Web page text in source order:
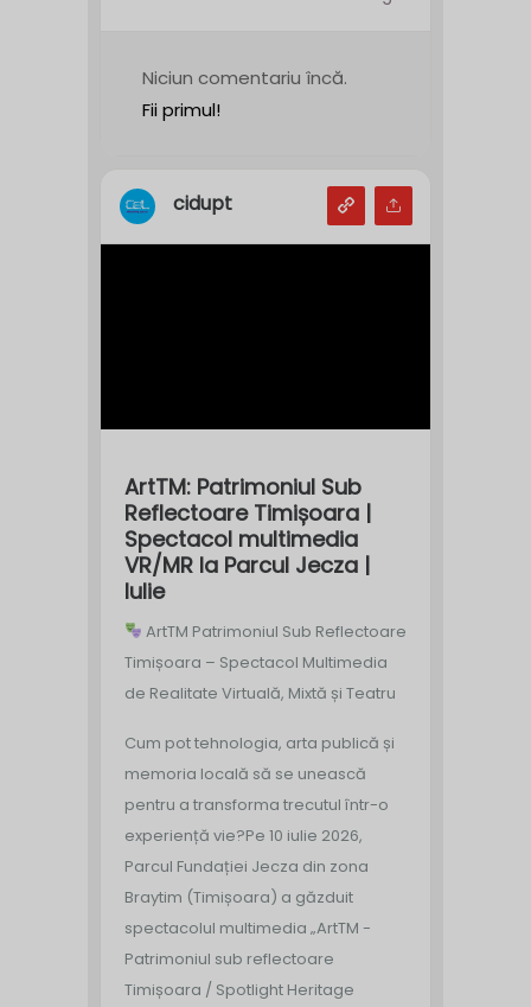
Niciun comentariu încă.
Fii primul!
cidupt
ArtTM: Patrimoniul Sub
Reflectoare Timișoara |
Spectacol multimedia
VR/MR la Parcul Jecza |
Iulie
ArtTM Patrimoniul Sub Reflectoare
Timișoara – Spectacol Multimedia
de Realitate Virtuală, Mixtă și Teatru
Cum pot tehnologia, arta publică și
memoria locală să se unească
pentru a transforma trecutul într-o
experiență vie?Pe 10 iulie 2026,
Parcul Fundației Jecza din zona
Braytim (Timișoara) a găzduit
spectacolul multimedia „ArtTM -
Patrimoniul sub reflectoare
Timișoara / Spotlight Heritage